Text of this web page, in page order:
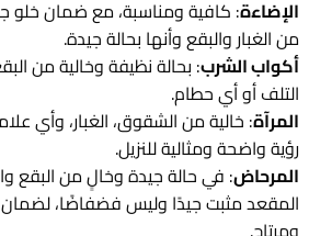
الإضاءة: كافية ومناسبة، مع ضمان خلو
من الغبار والبقع وأنها بحالة جيدة.
أكواب الشرب: بحالة نظيفة وخالية من
التلف أو أي حطام.
المرآة: خالية من الشقوق، الغبار، وأي
رؤية واضحة ومثالية للنزيل.
المرحاض: في حالة جيدة وخالٍ من البقع
المقعد مثبت جيدًا وليس فضفاضًا،